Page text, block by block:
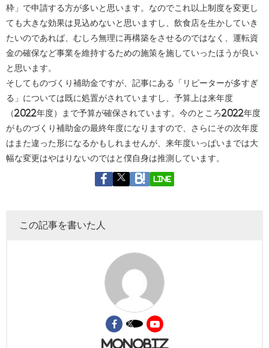
枠」で申請する方が多いと思います。なのでこれ以上制度を変更し
ても大きな効果は見込めないと思いますし、飲食店を生かしていき
たいのであれば、むしろ無理に再構築をさせるのではなく、運転資
金の確保など事業を維持するための施策を施していったほうが良い
と思います。
そしてものづくり補助金ですが、記事にある「リピーターが多すぎ
る」については既に処置がされていますし、予算上は来年度
（2022年度）まで予算が確保されています。今のところ2022年度
がものづくり補助金の最終年度になりますので、さらにその次年度
はまた違った形になるかもしれませんが、来年度いっぱいまでは大
幅な変更はやはりないのではと僕自身は推測しています。
LINE
この記事を書いた人
monobiz